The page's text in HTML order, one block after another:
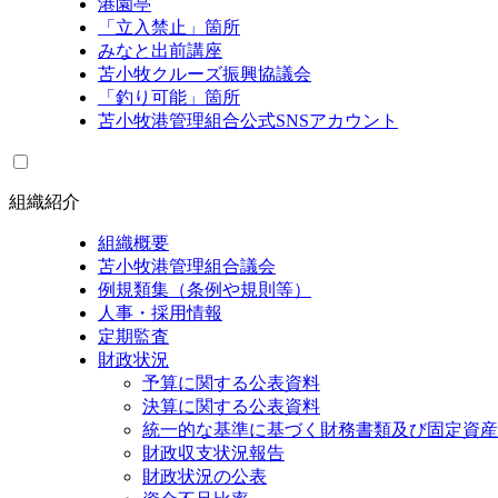
港園亭
「立入禁止」箇所
みなと出前講座
苫小牧クルーズ振興協議会
「釣り可能」箇所
苫小牧港管理組合公式SNSアカウント
組織紹介
組織概要
苫小牧港管理組合議会
例規類集（条例や規則等）
人事・採用情報
定期監査
財政状況
予算に関する公表資料
決算に関する公表資料
統一的な基準に基づく財務書類及び固定資
財政収支状況報告
財政状況の公表